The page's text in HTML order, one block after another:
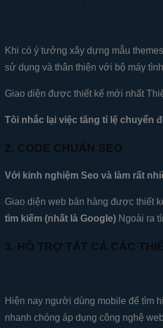
Khi có ý tưởng xây dựng mẫu
sử dụng và thân thiện với bộ máy
Giao diện được thiết kế mới nhất
Tôi nhắc lại việc tăng tỉ lệ chuyển
2. CODE CHUẨN SEO
Với kinh nghiệm Seo và làm rất
Giao diện web bán hàng được thiết
tìm kiếm (nhất là Google) Ngoài ra
3. HỖ TRỢ TẤT CẢ CÁC
Hiện nay người dùng mobile để tìm
nhanh chóng áp dụng công nghệ